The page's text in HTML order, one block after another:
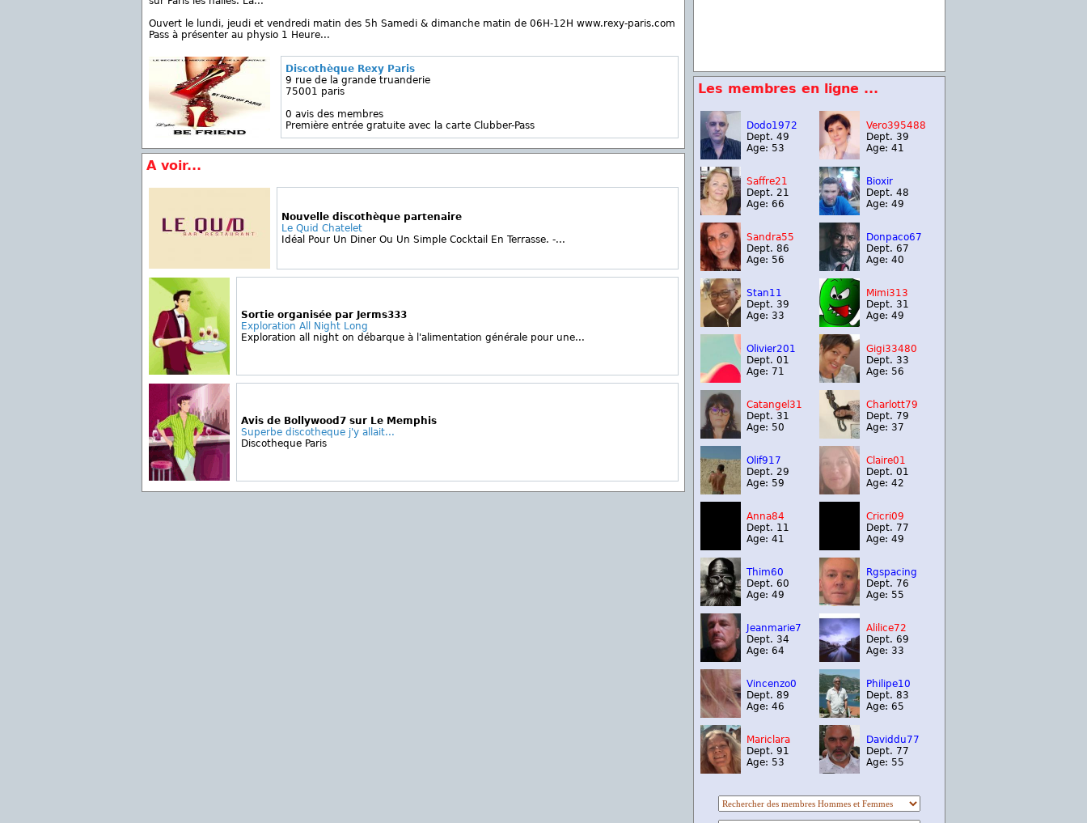
Ouvert le lundi, jeudi et vendredi matin des 5h Samedi & dimanche matin de 06H-12H www.rexy-paris.com
Pass à présenter au physio 1 Heure...
Discothèque Rexy Paris
9 rue de la grande truanderie
75001 paris
0 avis des membres
Première entrée gratuite avec la carte Clubber-Pass
A voir...
Nouvelle discothèque partenaire
Le Quid Chatelet
Idéal Pour Un Diner Ou Un Simple Cocktail En Terrasse. -...
Sortie organisée par Jerms333
Exploration All Night Long
Exploration all night on débarque à l'alimentation générale pour une...
Avis de Bollywood7 sur Le Memphis
Superbe discotheque j'y allait...
Discotheque Paris
Les membres en ligne ...
Dodo1972
Dept. 49
Age: 53
Vero395488
Dept. 39
Age: 41
Saffre21
Dept. 21
Age: 66
Bioxir
Dept. 48
Age: 49
Sandra55
Dept. 86
Age: 56
Donpaco67
Dept. 67
Age: 40
Stan11
Dept. 39
Age: 33
Mimi313
Dept. 31
Age: 49
Olivier201
Dept. 01
Age: 71
Gigi33480
Dept. 33
Age: 56
Catangel31
Dept. 31
Age: 50
Charlott79
Dept. 79
Age: 37
Olif917
Dept. 29
Age: 59
Claire01
Dept. 01
Age: 42
Anna84
Dept. 11
Age: 41
Cricri09
Dept. 77
Age: 49
Thim60
Dept. 60
Age: 49
Rgspacing
Dept. 76
Age: 55
Jeanmarie7
Dept. 34
Age: 64
Alilice72
Dept. 69
Age: 33
Vincenzo0
Dept. 89
Age: 46
Philipe10
Dept. 83
Age: 65
Mariclara
Dept. 91
Age: 53
Daviddu77
Dept. 77
Age: 55